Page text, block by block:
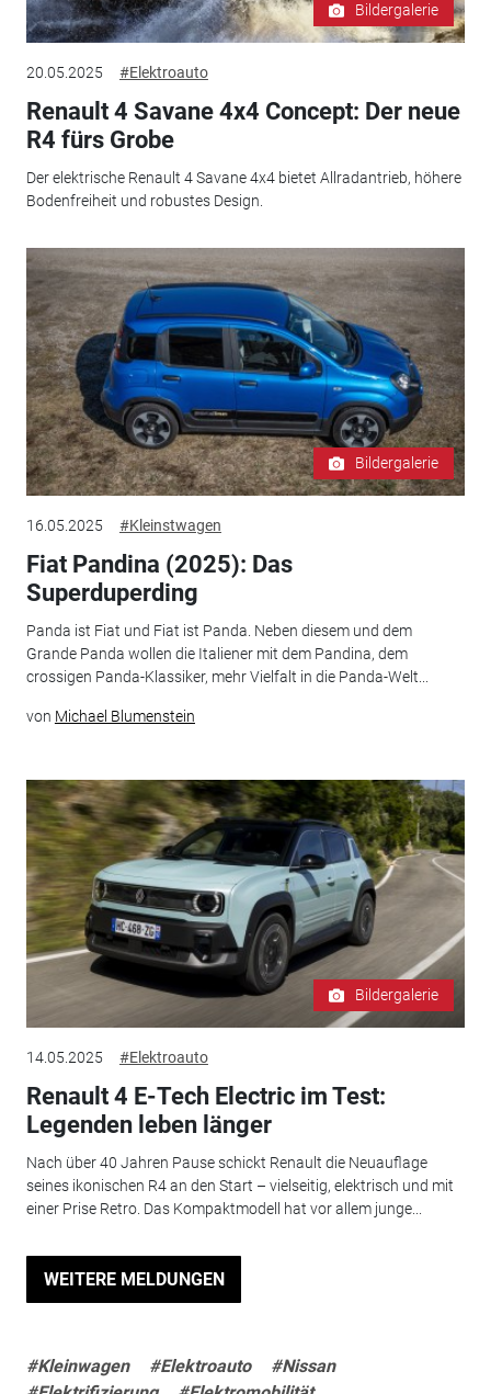
Bildergalerie
20.05.2025 #Elektroauto
Renault 4 Savane 4x4 Concept: Der neue
R4 fürs Grobe
Der elektrische Renault 4 Savane 4x4 bietet Allradantrieb, höhere
Bodenfreiheit und robustes Design.
Bildergalerie
16.05.2025 #Kleinstwagen
Fiat Pandina (2025): Das
Superduperding
Panda ist Fiat und Fiat ist Panda. Neben diesem und dem
Grande Panda wollen die Italiener mit dem Pandina, dem
crossigen Panda-Klassiker, mehr Vielfalt in die Panda-Welt...
von Michael Blumenstein
Bildergalerie
14.05.2025 #Elektroauto
Renault 4 E-Tech Electric im Test:
Legenden leben länger
Nach über 40 Jahren Pause schickt Renault die Neuauflage
seines ikonischen R4 an den Start – vielseitig, elektrisch und mit
einer Prise Retro. Das Kompaktmodell hat vor allem junge...
WEITERE MELDUNGEN
#Kleinwagen #Elektroauto
#Nissan